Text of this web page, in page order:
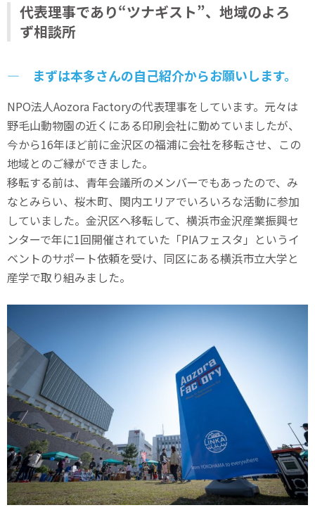
代表理事であり“ツナギスト”、地域のよろ
ず相談所
― まずは本多さんの自己紹介からお願いします。
NPO法人Aozora Factoryの代表理事をしています。元々は
野毛山動物園の近くにある印刷会社に勤めていましたが、
今から16年ほど前に金沢区の福浦に会社を移転させ、この
地域とのご縁ができました。
移転する前は、青年会議所のメンバーでもあったので、み
なとみらい、桜木町、関内エリアでいろいろな活動に参加
していました。金沢区へ移転して、横浜市金沢産業振興セ
ンターで年に1回開催されていた「PIAフェスタ」というイ
ベントのサポート依頼を受け、同区にある横浜市立大学と
産学で取り組みました。